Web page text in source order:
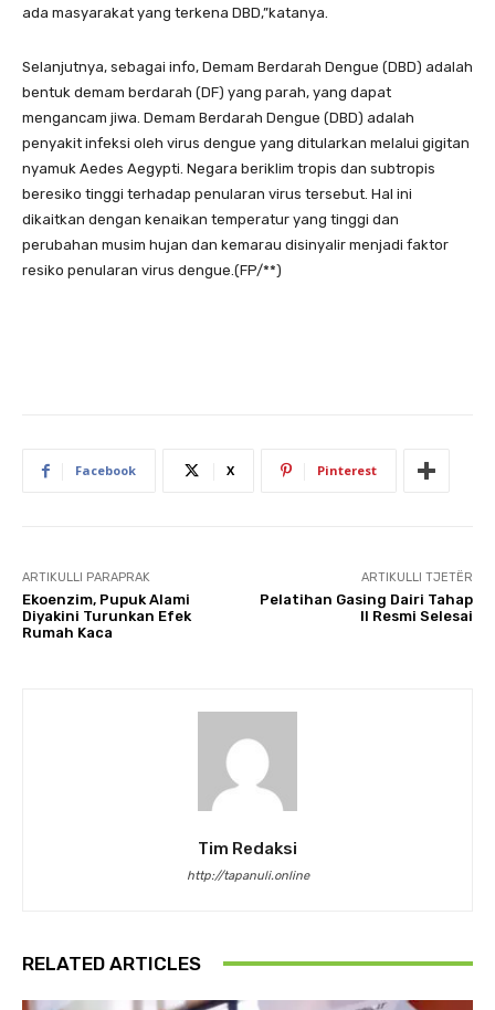
ada masyarakat yang terkena DBD,”katanya.
Selanjutnya, sebagai info, Demam Berdarah Dengue (DBD) adalah
bentuk demam berdarah (DF) yang parah, yang dapat
mengancam jiwa. Demam Berdarah Dengue (DBD) adalah
penyakit infeksi oleh virus dengue yang ditularkan melalui gigitan
nyamuk Aedes Aegypti. Negara beriklim tropis dan subtropis
beresiko tinggi terhadap penularan virus tersebut. Hal ini
dikaitkan dengan kenaikan temperatur yang tinggi dan
perubahan musim hujan dan kemarau disinyalir menjadi faktor
resiko penularan virus dengue.(FP/**)
Facebook X Pinterest
ARTIKULLI PARAPRAK
Ekoenzim, Pupuk Alami
Diyakini Turunkan Efek
Rumah Kaca
ARTIKULLI TJETËR
Pelatihan Gasing Dairi Tahap
II Resmi Selesai
Tim Redaksi
http://tapanuli.online
RELATED ARTICLES